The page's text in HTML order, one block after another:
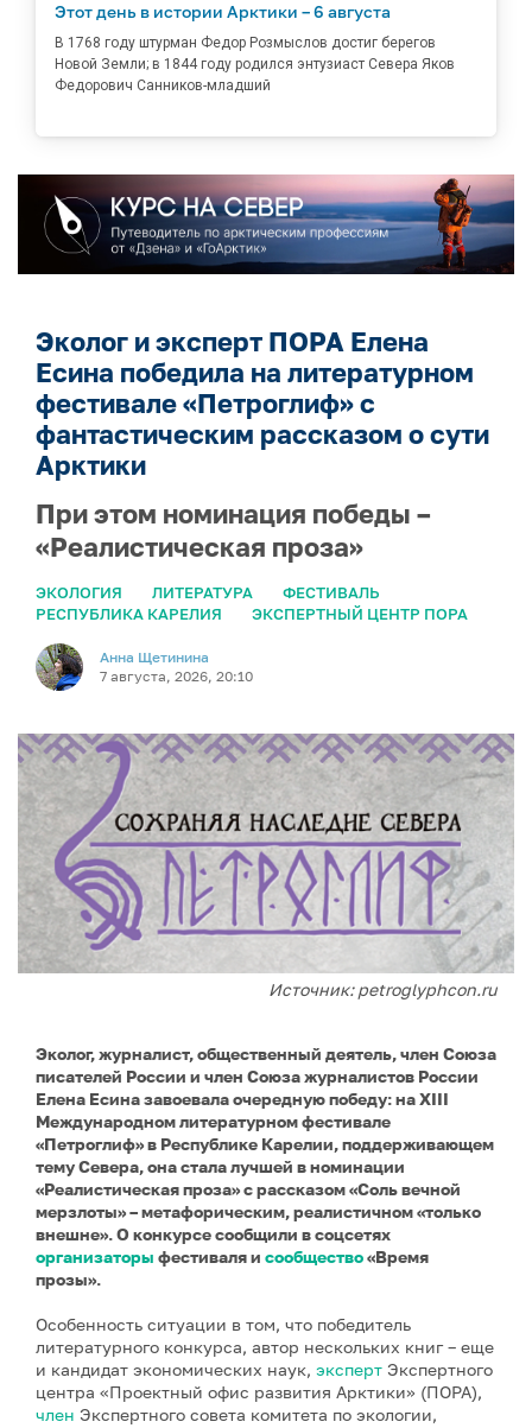
Этот день в истории Арктики – 6 августа
В 1768 году штурман Федор Розмыслов достиг берегов
Новой Земли; в 1844 году родился энтузиаст Севера Яков
Федорович Санников-младший
Эколог и эксперт ПОРА Елена
Есина победила на литературном
фестивале «Петроглиф» с
фантастическим рассказом о сути
Арктики
При этом номинация победы –
«Реалистическая проза»
ЭКОЛОГИЯ ЛИТЕРАТУРА
ФЕСТИВАЛЬ
РЕСПУБЛИКА КАРЕЛИЯ
ЭКСПЕРТНЫЙ ЦЕНТР ПОРА
Анна Щетинина
7 августа, 2026, 20:10
Источник: petroglyphcon.ru
Эколог, журналист, общественный деятель, член Союза
писателей России и член Союза журналистов России
Елена Есина завоевала очередную победу: на XIII
Международном литературном фестивале
«Петроглиф» в Республике Карелии, поддерживающем
тему Севера, она стала лучшей в номинации
«Реалистическая проза» с рассказом «Соль вечной
мерзлоты» – метафорическим, реалистичном «только
внешне». О конкурсе сообщили в соцсетях
организаторы фестиваля и сообщество«Время
прозы».
Особенность ситуации в том, что победитель
литературного конкурса, автор нескольких книг – еще
и кандидат экономических наук, эксперт Экспертного
центра «Проектный офис развития Арктики» (ПОРА),
член Экспертного совета комитета по экологии,